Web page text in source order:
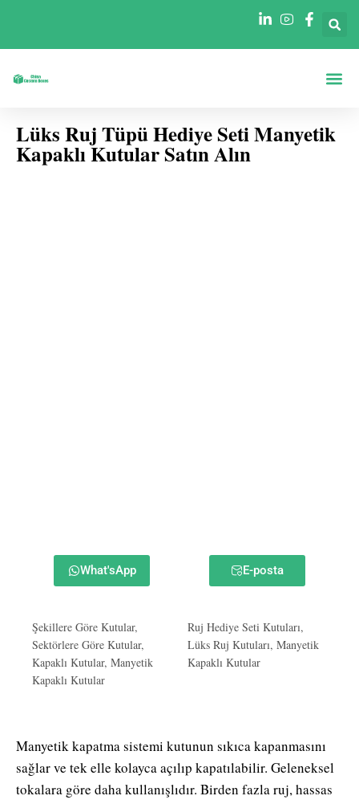
Lüks Ruj Tüpü Hediye Seti Manyetik
Kapaklı Kutular Satın Alın
What'sApp E-posta
Şekillere Göre Kutular,
Sektörlere Göre Kutular,
Kapaklı Kutular, Manyetik
Kapaklı Kutular
Ruj Hediye Seti Kutuları,
Lüks Ruj Kutuları, Manyetik
Kapaklı Kutular
Manyetik kapatma sistemi kutunun sıkıca kapanmasını
sağlar ve tek elle kolayca açılıp kapatılabilir. Geleneksel
tokalara göre daha kullanışlıdır. Birden fazla ruj, hassas